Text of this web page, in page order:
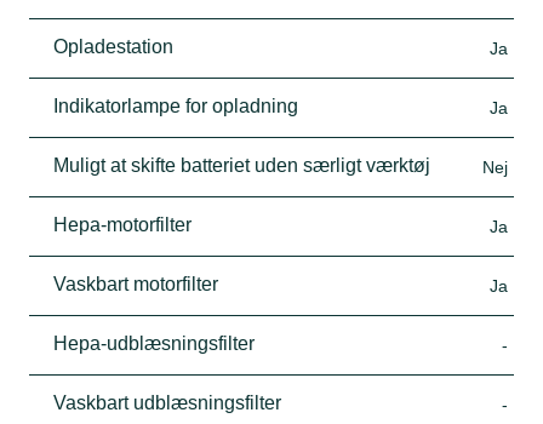
Opladestation Ja
Indikatorlampe for opladning Ja
Muligt at skifte batteriet uden særligt værktøj Nej
Hepa-motorfilter Ja
Vaskbart motorfilter Ja
Hepa-udblæsningsfilter -
Vaskbart udblæsningsfilter -